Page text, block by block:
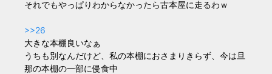
それでもやっぱりわからなかったら古本屋に走るわｗ
>>26
大きな本棚良いなぁ
うちも別なんだけど、私の本棚におさまりきらず、今は旦
那の本棚の一部に侵食中